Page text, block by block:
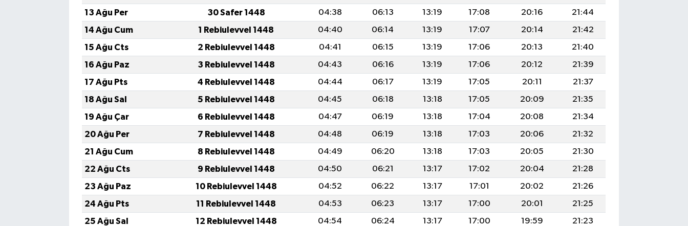
13 Ağu Per
30 Safer 1448 04:38 06:13 13:19 17:08 20:16
21:44
14 Ağu Cum
1 Rebiulevvel 1448 04:40 06:14 13:19 17:07 20:14
21:42
15 Ağu Cts
2 Rebiulevvel 1448 04:41 06:15 13:19 17:06 20:13
21:40
16 Ağu Paz
3 Rebiulevvel 1448 04:43 06:16 13:19 17:06 20:12
21:39
17 Ağu Pts
4 Rebiulevvel 1448 04:44 06:17 13:19 17:05 20:11
21:37
18 Ağu Sal
5 Rebiulevvel 1448 04:45 06:18 13:18 17:05 20:09
21:35
19 Ağu Çar
6 Rebiulevvel 1448 04:47 06:19 13:18 17:04 20:08
21:34
20 Ağu Per
7 Rebiulevvel 1448 04:48 06:19 13:18 17:03 20:06
21:32
21 Ağu Cum
8 Rebiulevvel 1448 04:49 06:20 13:18 17:03 20:05
21:30
22 Ağu Cts
9 Rebiulevvel 1448 04:50 06:21 13:17 17:02 20:04
21:28
23 Ağu Paz
10 Rebiulevvel 1448 04:52 06:22 13:17 17:01 20:02
21:26
24 Ağu Pts
11 Rebiulevvel 1448 04:53 06:23 13:17 17:00 20:01
21:25
25 Ağu Sal
12 Rebiulevvel 1448 04:54 06:24 13:17 17:00 19:59 21:23